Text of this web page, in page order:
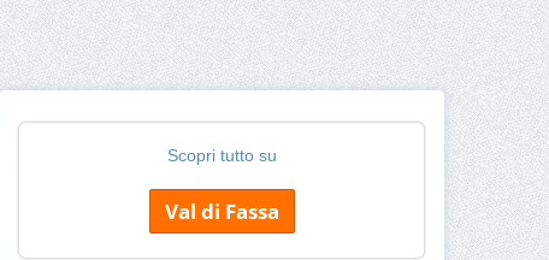
Scopri tutto su
Val di Fassa